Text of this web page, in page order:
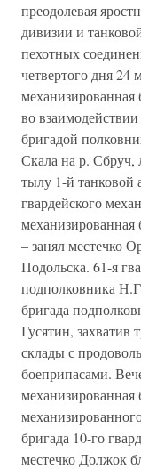
преодолевая
дивизии и
пехотных
четвертого дня 24
во
бригадой
Скала на р. Сбруч,
тылу 1-й танковой
гвардейского
– занял местечко
Подольска. 61-я
подполковника
бригада
Гусятин, захватив
склады с
боеприпасами.
механизированная
бригада 10-го
местечко Должок